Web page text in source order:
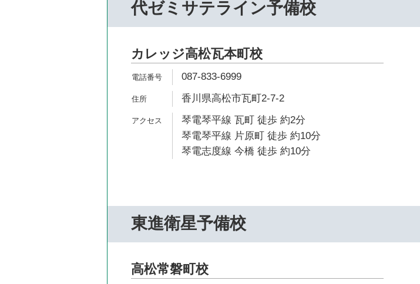
代ゼミサテライン予備校
カレッジ高松瓦本町校
087-833-6999
香川県高松市瓦町2-7-2
琴電琴平線 瓦町 徒歩 約2分
琴電琴平線 片原町 徒歩 約10分
琴電志度線 今橋 徒歩 約10分
東進衛星予備校
高松常磐町校